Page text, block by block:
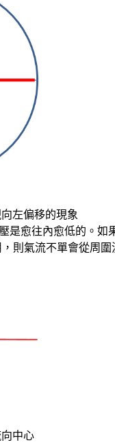
左偏移的現象
是愈往內愈低的。
則氣流不單會從周
中心